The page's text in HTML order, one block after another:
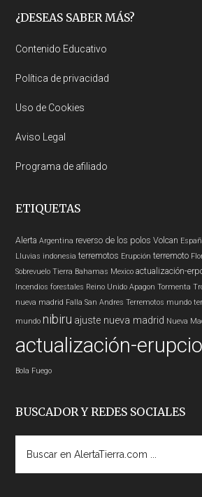
Footer
¿DESEAS SABER MÁS?
Contenido Educativo
Política de privacidad
Uso de Cookies
Aviso Legal
Programa de afiliado
ETIQUETAS
Alerta Argentina reverso de los polos Volcan
Lluvias indonesia terremotos Erupción terremoto
Sobrevuelo Tierra Bahamas Mexico actualización-
Incendios forestales Reino Unido Apagon Tormenta
nueva madrid Falla San Andres Terremotos mundo
mundo nibiru ajuste nueva madrid Nueva
actualización-
Bola Fuego
BUSCADOR Y REDES SOCIALES
AlertaTierra.com